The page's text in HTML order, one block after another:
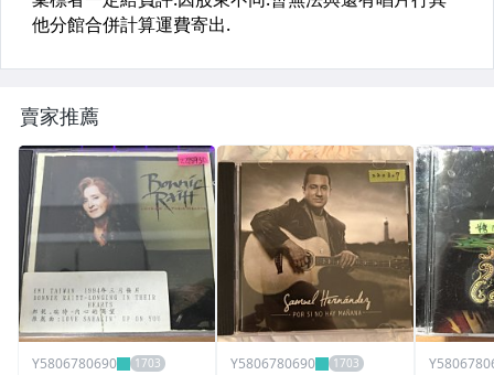
賣家推薦
Y5806780690 Y5806780690